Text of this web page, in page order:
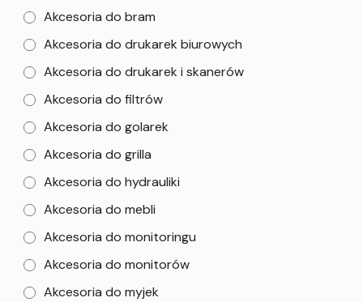
Akcesoria do bram
Akcesoria do drukarek biurowych
Akcesoria do drukarek i skanerów
Akcesoria do filtrów
Akcesoria do golarek
Akcesoria do grilla
Akcesoria do hydrauliki
Akcesoria do mebli
Akcesoria do monitoringu
Akcesoria do monitorów
Akcesoria do myjek